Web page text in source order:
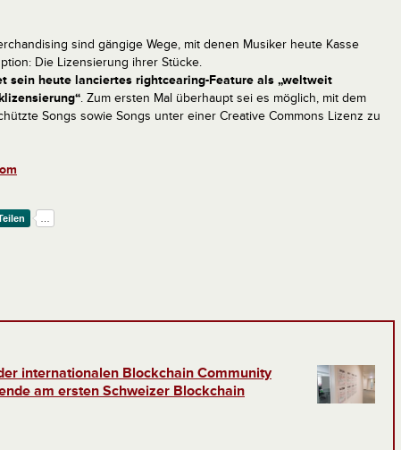
sind gängige Wege, mit denen Musiker heute Kasse
Die Lizensierung ihrer Stücke.
sein heute lanciertes rightcearing-Feature als „weltweit
. Zum ersten Mal überhaupt sei es möglich, mit dem
Songs sowie Songs unter einer Creative Commons Lizenz zu
internationalen Blockchain Community
am ersten Schweizer Blockchain